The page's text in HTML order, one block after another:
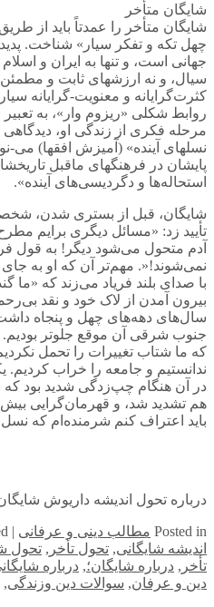
شایگان متأخر
شایگان متأخر را عمدتاً باید از
چهل تکه و تفکر سیار» شناخت.
جهانی است، و تنها به ایران و
سیال، و نه ارزشهای ثابت و
کثرت‌گرایانه و معنویت-گرایانه
روابط شکلی «ریزوم وار»، به تعبیر
مرحله فکری از زندگی او،
نسلهای آینده» (آمیزش افقها)
پایشان در فرهنگهای ماقبل
استحاله‌ها و دگردیسی‌های آینده».
شایگان، قبل از بستری شدن،
تأیید زد: «مسائل دیگری برایم
آدم متحول می‌شود دیگر! به قول
نمی‌شوند!«. مهم‌تر آن که او به
با صدای بلند فریاد می‌زند که
بیرون آمدن از لاک خود و نقد
سال‌های دهه‌های چهل و پنجاه
جنوب شرقی آن موقع جلوتر
که ما شتاب تغییرات را تحمل
ندانستیم و جامعه را خراب
در آن هنگام چپ‌زدگی شدید بود که
هم تشدید شد، و قهرمان‌گرایی
باید اعتراف کنم شرمنده‌ام که نسل
درباره تحول اندیشه داریوش
Posted in مطالب دینی و عرفانی |
اندیشه شایگانی, تحول تأخر , تحول
تأخر , درباره شایگان؛, درباره
دین و عرفان, سوالات دین وزندگی,